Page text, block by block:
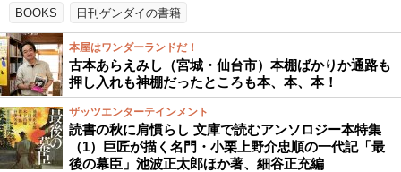
BOOKS 日刊ゲンダイの書籍
本屋はワンダーランドだ！
古本あらえみし（宮城・仙台市）本棚ばかりか通路も
押し入れも神棚だったところも本、本、本！
ザッツエンターテインメント
読書の秋に肩慣らし 文庫で読むアンソロジー本特集
（1）巨匠が描く名門・小栗上野介忠順の一代記「最
後の幕臣」池波正太郎ほか著、細谷正充編